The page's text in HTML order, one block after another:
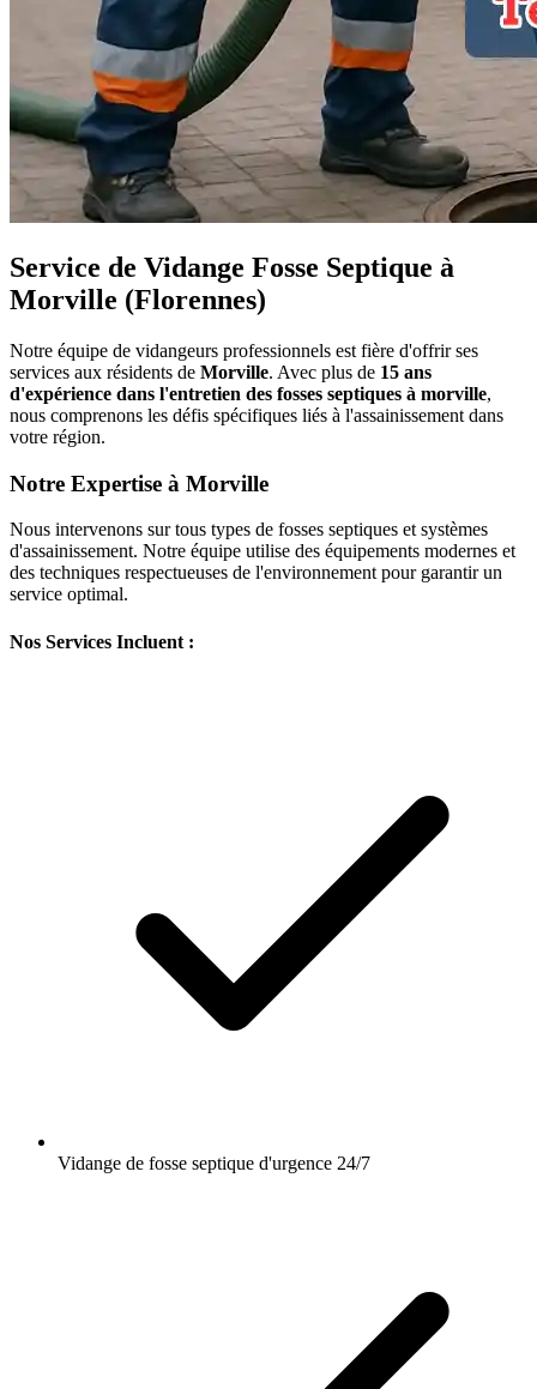
Service de Vidange Fosse Septique à
Morville (Florennes)
Notre équipe de vidangeurs professionnels est fière d'offrir ses
services aux résidents de Morville. Avec plus de 15 ans
d'expérience dans l'entretien des fosses septiques à morville,
nous comprenons les défis spécifiques liés à l'assainissement dans
votre région.
Notre Expertise à Morville
Nous intervenons sur tous types de fosses septiques et systèmes
d'assainissement. Notre équipe utilise des équipements modernes et
des techniques respectueuses de l'environnement pour garantir un
service optimal.
Nos Services Incluent :
Vidange de fosse septique d'urgence 24/7